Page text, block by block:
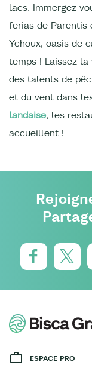
lacs. Immergez
ferias de Parentis
Ychoux, oasis de
temps ! Laissez
des talents de
et du vent dans
landaise, les
accueillent !
ESPACE PRO